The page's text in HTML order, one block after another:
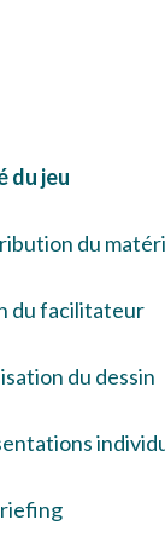
du jeu
du
du facilitateur
du dessin